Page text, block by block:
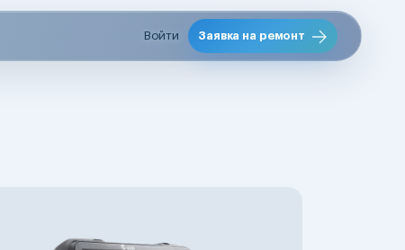
Войти Заявка на ремонт